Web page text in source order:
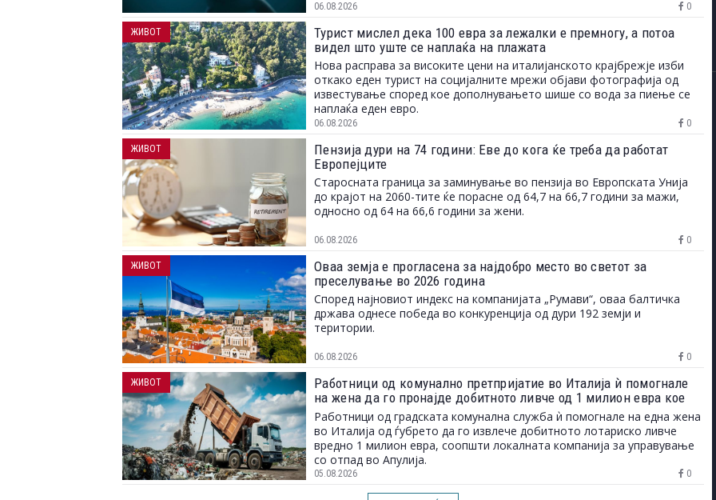
06.08.2026 0
Турист мислел дека 100 евра за лежалки е премногу, а потоа
видел што уште се наплаќа на плажата
Нова расправа за високите цени на италијанското крајбрежје изби
откако еден турист на социјалните мрежи објави фотографија од
известување според кое дополнувањето шише со вода за пиење се
наплаќа еден евро.
06.08.2026 0
ЖИВОТ
Пензија дури на 74 години: Еве до кога ќе треба да работат
Европејците
Старосната граница за заминување во пензија во Европската Унија
до крајот на 2060-тите ќе порасне од 64,7 на 66,7 години за мажи,
односно од 64 на 66,6 години за жени.
06.08.2026 0
ЖИВОТ
Оваа земја е прогласена за најдобро место во светот за
преселување во 2026 година
Според најновиот индекс на компанијата „Румави“, оваа балтичка
држава однесе победа во конкуренција од дури 192 земји и
територии.
06.08.2026 0
ЖИВОТ
Работници од комунално претпријатие во Италија ѝ помогнале
на жена да го пронајде добитното ливче од 1 милион евра кое
завршило на депонија
Работници од градската комунална служба ѝ помогнале на една жена
во Италија од ѓубрето да го извлече добитното лотариско ливче
вредно 1 милион евра, соопшти локалната компанија за управување
со отпад во Апулија.
05.08.2026 0
ЖИВОТ